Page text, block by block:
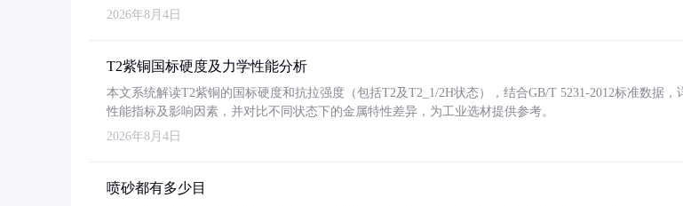
2026年8月4日
T2紫铜国标硬度及力学性能分析
本文系统解读T2紫铜的国标硬度和抗拉强度（包括T2及T2_1/2H状态），结合GB/T 5231-2012标准数据，
性能指标及影响因素，并对比不同状态下的金属特性差异，为工业选材提供参考。
2026年8月4日
喷砂都有多少目